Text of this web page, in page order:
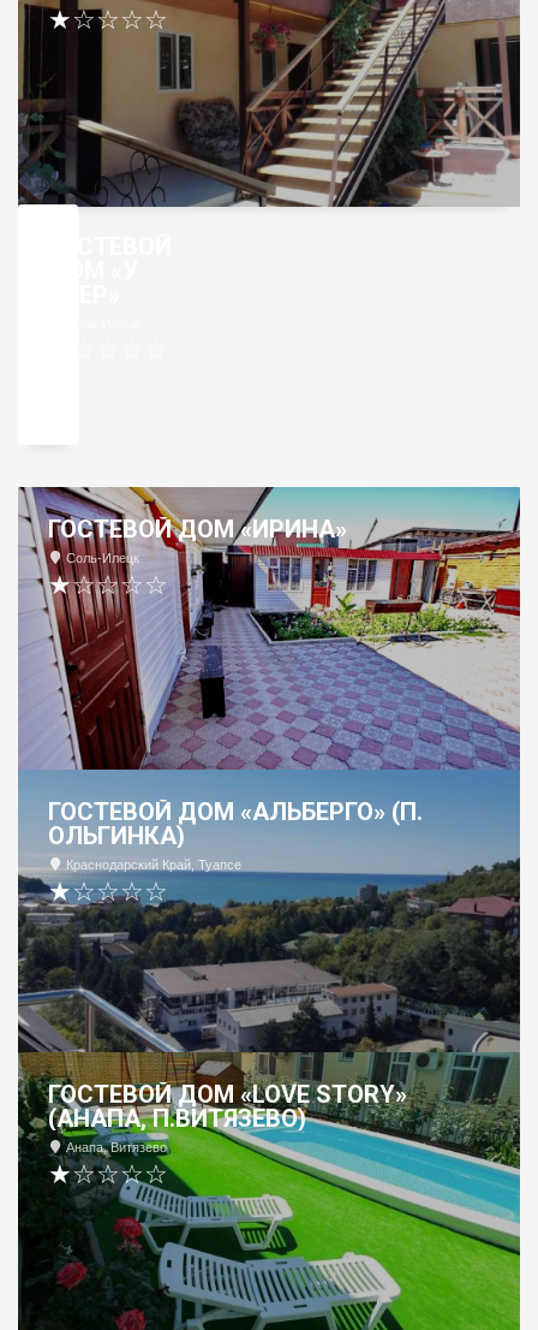
★☆☆☆☆
ГОСТЕВОЙ ДОМ «ИРИНА»
Соль-Илецк
★☆☆☆☆
ГОСТЕВОЙ ДОМ «АЛЬБЕРГО» (П.
ОЛЬГИНКА)
Краснодарский Край, Туапсе
★☆☆☆☆
ГОСТЕВОЙ ДОМ «LOVE STORY»
(АНАПА, П.ВИТЯЗЕВО)
Анапа, Витязево
★☆☆☆☆